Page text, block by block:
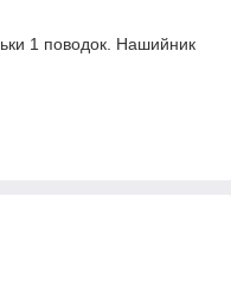
1 поводок. Нашийник